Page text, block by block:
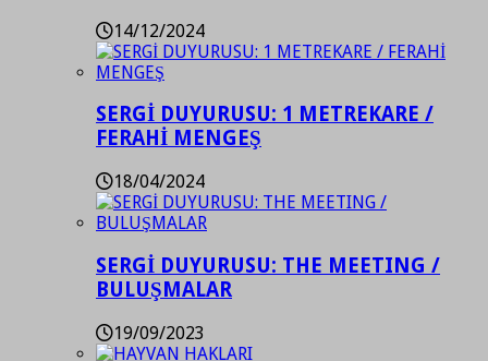
14/12/2024
SERGİ DUYURUSU: 1 METREKARE /
FERAHİ MENGEŞ
18/04/2024
SERGİ DUYURUSU: THE MEETING /
BULUŞMALAR
19/09/2023